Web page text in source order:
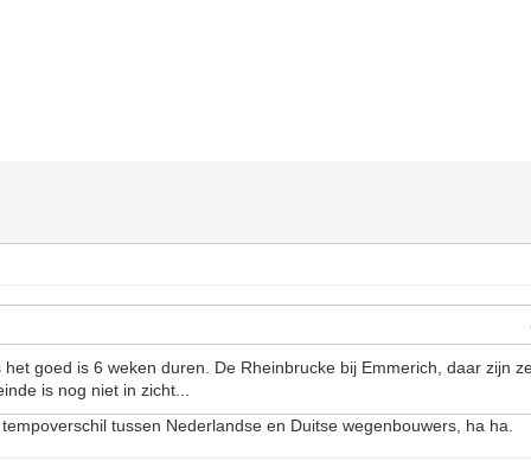
goed is 6 weken duren. De Rheinbrucke bij Emmerich, daar zijn
is nog niet in zicht...
tussen Nederlandse en Duitse wegenbouwers, ha ha.